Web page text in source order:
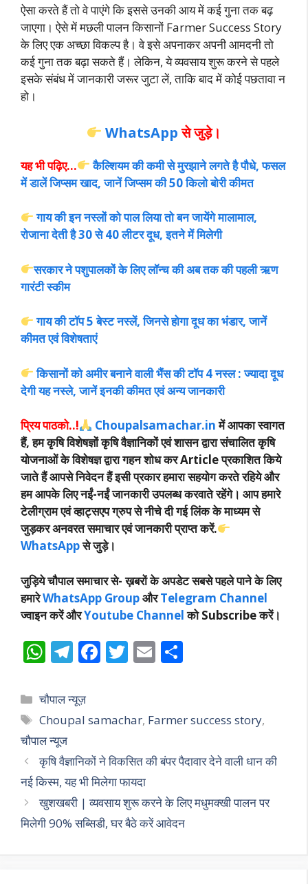
ऐसा करते हैं तो वे पाएंगे कि इससे उनकी आय में कई गुना तक बढ़
जाएगा। ऐसे में मछली पालन किसानों Farmer Success Story
के लिए एक अच्छा विकल्प है। वे इसे अपनाकर अपनी आमदनी तो
कई गुना तक बढ़ा सकते हैं। लेकिन, ये व्यवसाय शुरू करने से पहले
इसके संबंध में जानकारी जरूर जुटा लें, ताकि बादमें कोई पछतावा न
हो।
WhatsApp से जुड़े।
यह भी पढ़िए…
कैल्शियम की कमी से मुरझाने लगते है पौधे, फसल
में डालें जिप्सम खाद, जानें जिप्सम की 50 किलो बोरी कीमत
गाय की इन नस्लों को पाल लिया तो बन जायेंगे मालामाल,
रोजाना देती है 30 से 40 लीटर दूध, इतने में मिलेगी
सरकार ने पशुपालकों के लिए लॉन्च की अब तक की पहली ऋण
गारंटी स्कीम
गाय की टॉप 5 बेस्ट नस्लें, जिनसे होगा दूध का भंडार, जानें
कीमत एवं विशेषताएं
किसानों को अमीर बनाने वाली भैंस की टॉप 4 नस्ल : ज्यादा दूध
देगी यह नस्ले, जानें इनकी कीमत एवं अन्य जानकारी
प्रिय पाठको..! Choupalsamachar.inमें आपका स्वागत
हैं, हम कृषि विशेषज्ञों कृषि वैज्ञानिकों एवं शासन द्वारा संचालित कृषि
योजनाओं के विशेषज्ञ द्वारा गहन शोध कर Article प्रकाशित किये
जाते हैं आपसे निवेदन हैं इसी प्रकार हमारा सहयोग करते रहिये और
हम आपके लिए नईं-नईं जानकारी उपलब्ध करवाते रहेंगे। आप हमारे
टेलीग्राम एवं व्हाट्सएप ग्रुप से नीचे दी गई लिंक के माध्यम से
जुड़कर अनवरत समाचार एवं जानकारी प्राप्त करें.
WhatsAppसे जुड़े।
जुड़िये चौपाल समाचार से-ख़बरों के अपडेट सबसे पहले पाने के लिए
हमारेWhatsApp GroupऔरTelegram Channel
ज्वाइन करें औरYoutube Channelको Subscribe करें।
W
at
s
A
p
p
T
e
gr
m
F
b
o
k
T
er
E
l e
Categories
चौपाल न्यूज़
Tags
Choupal samachar, Farmer success story,
चौपाल न्यूज
कृषि वैज्ञानिकों ने विकसित की बंपर पैदावार देने वाली धान की
नई किस्म, यह भी मिलेगा फायदा
खुशखबरी | व्यवसाय शुरू करने के लिए मधुमक्खी पालन पर
मिलेगी 90% सब्सिडी, घर बैठे करें आवेदन